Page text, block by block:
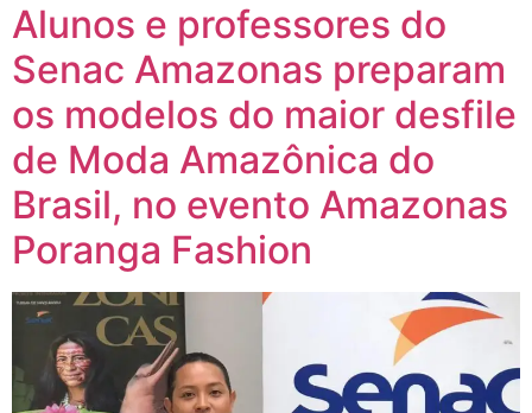
Alunos e professores do
Senac Amazonas preparam
os modelos do maior desfile
de Moda Amazônica do
Brasil, no evento Amazonas
Poranga Fashion